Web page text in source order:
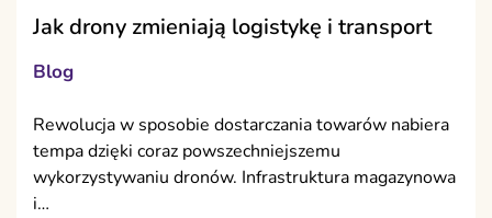
Jak drony zmieniają logistykę i transport
Blog
Rewolucja w sposobie dostarczania towarów nabiera
tempa dzięki coraz powszechniejszemu
wykorzystywaniu dronów. Infrastruktura magazynowa
i…